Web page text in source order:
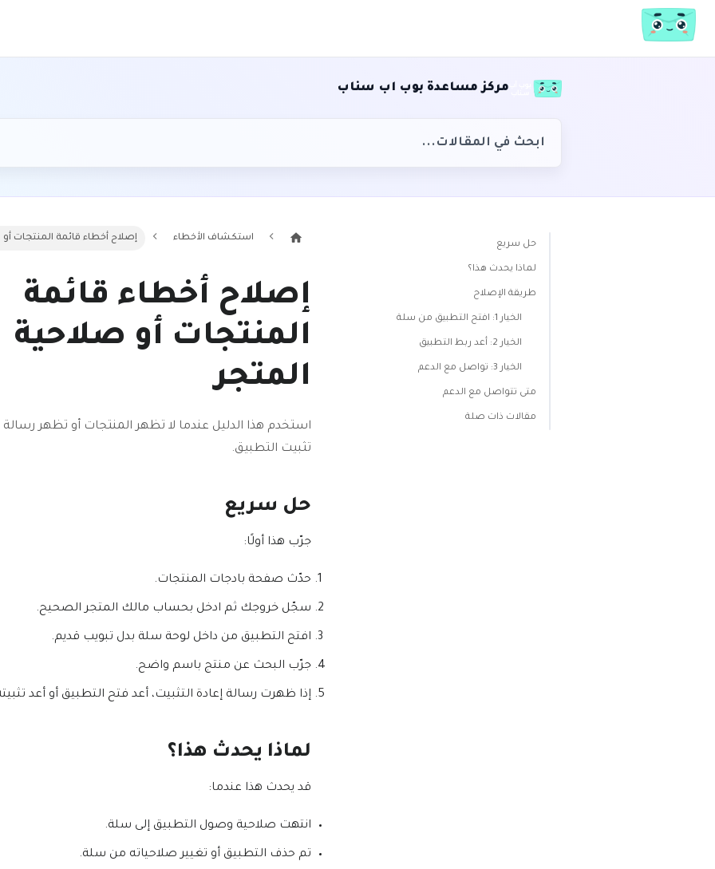
مركز مساعدة بوب اب سناب
استكشاف الأخطاء إصلاح أخطاء قائمة المنتجات
إصلاح أخطاء قائمة
المنتجات أو صلاحية
المتجر
استخدم هذا الدليل عندما لا تظهر المنتجات أو تظهر
تثبيت التطبيق.
حل سريع
جرّب هذا أولًا:
حدّث صفحة بادجات المنتجات.
سجّل خروجك ثم ادخل بحساب مالك المتجر الصحيح.
افتح التطبيق من داخل لوحة سلة بدل تبويب قديم.
جرّب البحث عن منتج باسم واضح.
إذا ظهرت رسالة إعادة التثبيت، أعد فتح التطبيق أو أعد
لماذا يحدث هذا؟
قد يحدث هذا عندما:
انتهت صلاحية وصول التطبيق إلى سلة.
تم حذف التطبيق أو تغيير صلاحياته من سلة.
حل سريع
لماذا يحدث هذا؟
طريقة الإصلاح
الخيار 1: افتح التطبيق من سلة
الخيار 2: أعد ربط التطبيق
الخيار 3: تواصل مع الدعم
متى تتواصل مع الدعم
مقالات ذات صلة